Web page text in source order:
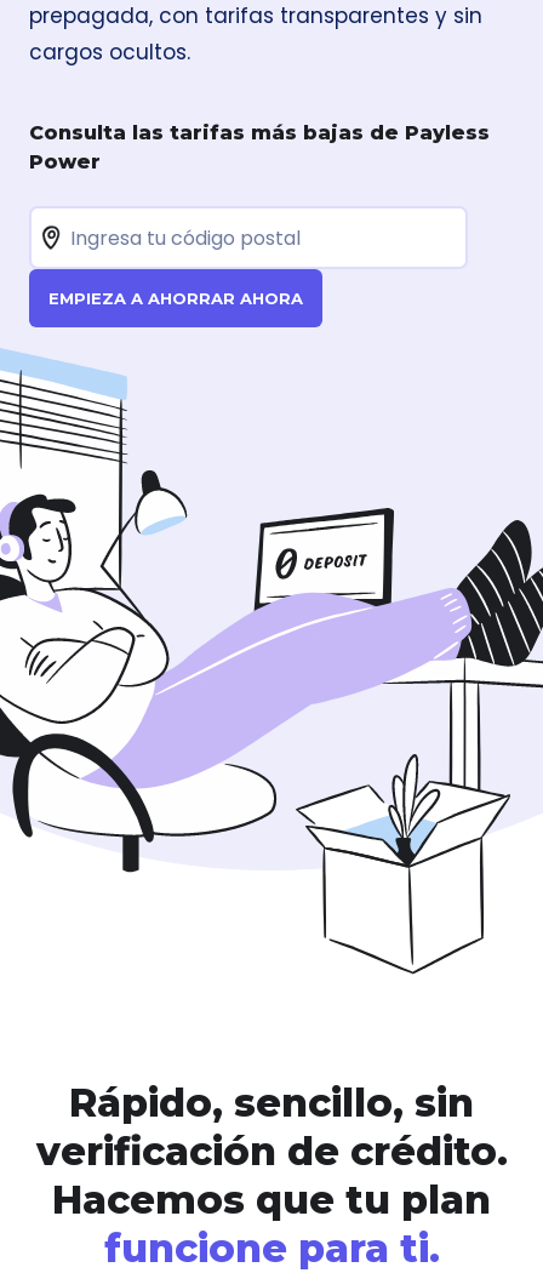
prepagada, con tarifas transparentes y sin
cargos ocultos.
Consulta las tarifas más bajas de Payless
Power
EMPIEZA A AHORRAR AHORA
Rápido, sencillo, sin
verificación de crédito.
Hacemos que tu plan
funcione para ti.